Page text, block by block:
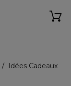
Idées Cadeaux